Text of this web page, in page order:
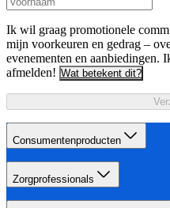
Ik wil graag promotionele
mijn voorkeuren en gedrag –
evenementen en aanbiedingen.
afmelden! Wat betekent dit?
Consumentenproducten
Zorgprofessionals